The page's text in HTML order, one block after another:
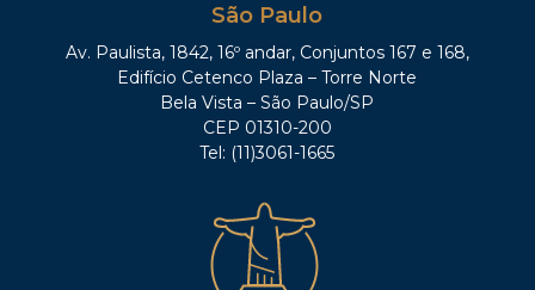
São Paulo
Av. Paulista, 1842, 16º andar, Conjuntos 167 e 168,
Edifício Cetenco Plaza – Torre Norte
Bela Vista – São Paulo/SP
CEP 01310-200
Tel: (11)3061-1665